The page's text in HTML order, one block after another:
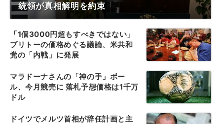
統領が真相解明を約束
「1個3000円超もすべきではない」
ブリトーの価格めぐる議論、米共和
党の「内戦」に発展
マラドーナさんの「神の手」ボー
ル、今月競売に 落札予想価格は1千万
ドル
ドイツでメルツ首相が辞任計画と主